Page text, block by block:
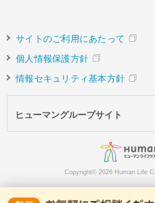
サイトのご利用にあたって
個人情報保護方針
情報セキュリティ基本方針
ヒューマングループサイト
Copyright© 2026 Human Life